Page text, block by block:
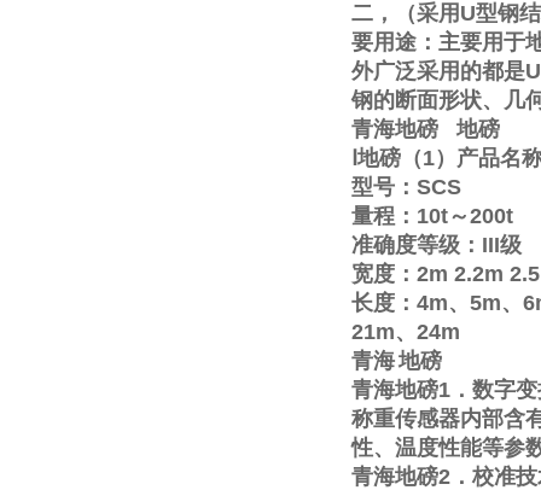
二，（采用 U型钢
要用途：主要用于
外广泛采用的都是U
钢的断面形状、几
青海地磅
地磅
地磅（1）产品名
型号： SCS
量程： 10t～200t
准确度等级： III级
宽度： 2m 2.2m
长度： 4m、 5m、
21m、 24m
青海地磅
青海地磅1 ．数字
称重传感器内部含
性、温度性能等参
青海地磅2 ．校准